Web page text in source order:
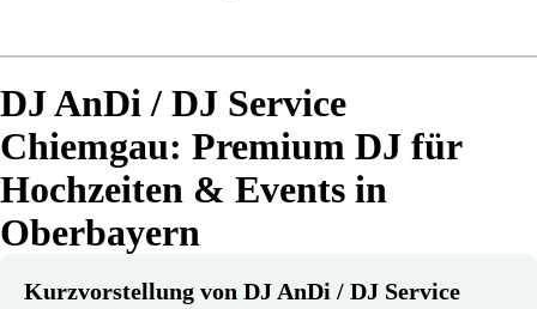
DJ AnDi / DJ Service
Chiemgau: Premium DJ für
Hochzeiten & Events in
Oberbayern
Kurzvorstellung von DJ AnDi / DJ Service